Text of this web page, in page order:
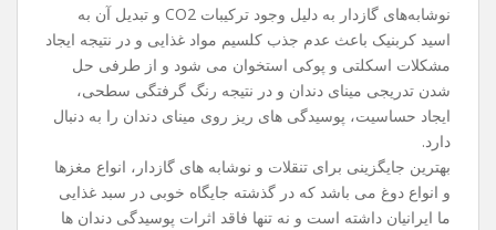
نوشابه‌های گازدار به دلیل وجود ترکیبات CO2 و تبدیل آن به
اسید کربنیک باعث عدم جذب کلسیم مواد غذایی و در نتیجه ایجاد
مشکلات اسکلتی و پوکی استخوان می‌ شود و از طرفی حل
شدن تدریجی مینای دندان و در نتیجه رنگ گرفتگی سطحی،
ایجاد حساسیت، پوسیدگی ‌های ریز روی مینای دندان را به دنبال
دارد.
بهترین جایگزینی برای تنقلات و نوشابه های گازدار، انواع مغزها
و انواع دوغ می‌ باشد که در گذشته جایگاه خوبی در سبد غذایی
ما ایرانیان داشته است و نه تنها فاقد اثرات پوسیدگی دندان ها